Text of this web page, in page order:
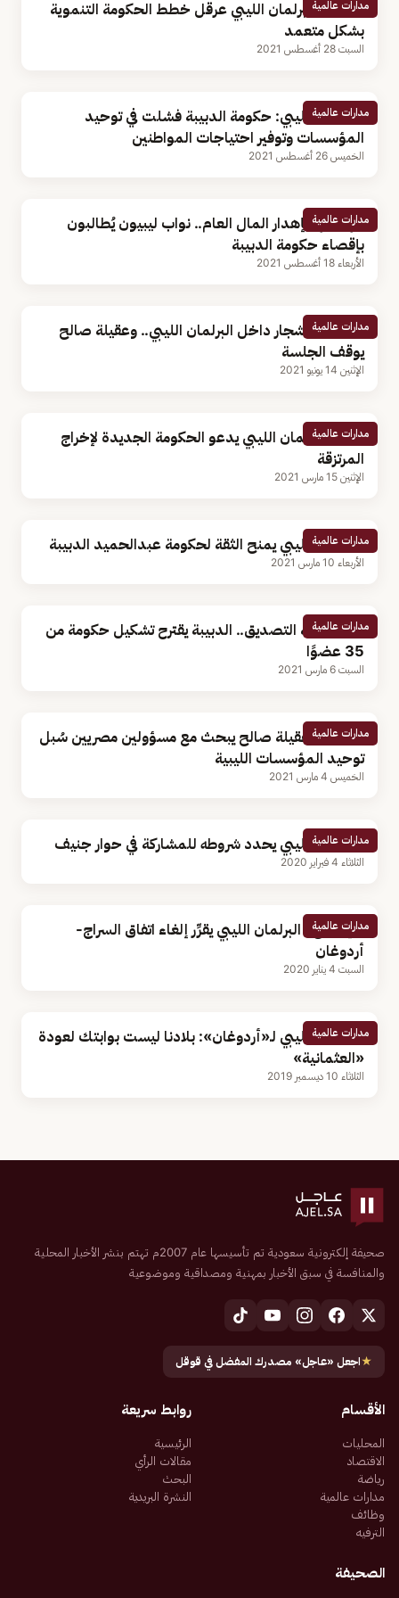
مدارات عالمية
الدبيبة: البرلمان الليبي عرقل خطط الحكومة التنموية
بشكل متعمد
السبت 28 أغسطس 2021
مدارات عالمية
البرلمان الليبي: حكومة الدبيبة فشلت في توحيد
المؤسسات وتوفير احتياجات المواطنين
الخميس 26 أغسطس 2021
مدارات عالمية
يتهمونها بإهدار المال العام.. نواب ليبيون يُطالبون
بإقصاء حكومة الدبيبة
الأربعاء 18 أغسطس 2021
مدارات عالمية
بالفيديو.. شجار داخل البرلمان الليبي.. وعقيلة صالح
يوقف الجلسة
الإثنين 14 يونيو 2021
مدارات عالمية
رئيس البرلمان الليبي يدعو الحكومة الجديدة لإخراج
المرتزقة
الإثنين 15 مارس 2021
مدارات عالمية
البرلمان الليبي يمنح الثقة لحكومة عبدالحميد الدبيبة
الأربعاء 10 مارس 2021
مدارات عالمية
قبل جلسة التصديق.. الدبيبة يقترح تشكيل حكومة من
35 عضوًا
السبت 6 مارس 2021
مدارات عالمية
القاهرة.. عقيلة صالح يبحث مع مسؤولين مصريين سُبل
توحيد المؤسسات الليبية
الخميس 4 مارس 2021
مدارات عالمية
البرلمان الليبي يحدد شروطه للمشاركة في حوار جنيف
الثلاثاء 4 فبراير 2020
مدارات عالمية
بالإجماع.. البرلمان الليبي يقرِّر إلغاء اتفاق السراج-
أردوغان
السبت 4 يناير 2020
مدارات عالمية
البرلمان الليبي لـ«أردوغان»: بلادنا ليست بوابتك لعودة
«العثمانية»
الثلاثاء 10 ديسمبر 2019
صحيفة إلكترونية سعودية تم تأسيسها عام 2007م تهتم بنشر الأخبار المحلية
والمنافسة في سبق الأخبار بمهنية ومصداقية وموضوعية
★اجعل «عاجل» مصدرك المفضل في قوقل
الأقسام
المحليات
الاقتصاد
رياضة
مدارات عالمية
وظائف
الترفيه
روابط سريعة
الرئيسية
مقالات الرأي
البحث
النشرة البريدية
الصحيفة